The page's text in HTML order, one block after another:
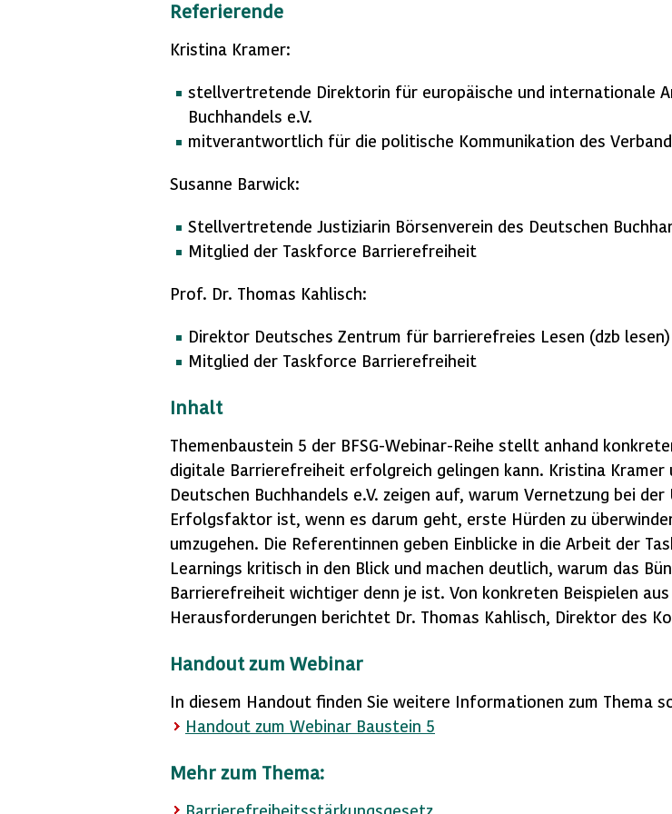
Referierende
Kristina Kramer:
stellvertretende Direktorin für europäische und internationale
Buchhandels e.V.
mitverantwortlich für die politische Kommunikation des
Susanne Barwick:
Stellvertretende Justiziarin Börsenverein des Deutschen
Mitglied der Taskforce Barrierefreiheit
Prof. Dr. Thomas Kahlisch:
Direktor Deutsches Zentrum für barrierefreies Lesen (dzb lesen)
Mitglied der Taskforce Barrierefreiheit
Inhalt
Themenbaustein 5 der BFSG-Webinar-Reihe stellt anhand
digitale Barrierefreiheit erfolgreich gelingen kann. Kristina Kramer
Deutschen Buchhandels e.V. zeigen auf, warum Vernetzung bei
Erfolgsfaktor ist, wenn es darum geht, erste Hürden zu
umzugehen. Die Referentinnen geben Einblicke in die Arbeit der
Learnings kritisch in den Blick und machen deutlich, warum das
Barrierefreiheit wichtiger denn je ist. Von konkreten Beispielen
Herausforderungen berichtet Dr. Thomas Kahlisch, Direktor des
Handoutzum Webinar
In diesem Handout finden Sie weitere Informationen zum Thema
Handout zum Webinar Baustein 5
Mehr zum Thema:
Barrierefreiheitsstärkungsgesetz